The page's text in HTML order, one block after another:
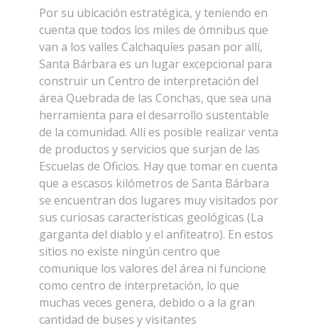
Por su ubicación estratégica, y teniendo en
cuenta que todos los miles de ómnibus que
van a los valles Calchaquíes pasan por allí,
Santa Bárbara es un lugar excepcional para
construir un Centro de interpretación del
área Quebrada de las Conchas, que sea una
herramienta para el desarrollo sustentable
de la comunidad. Allí es posible realizar venta
de productos y servicios que surjan de las
Escuelas de Oficios. Hay que tomar en cuenta
que a escasos kilómetros de Santa Bárbara
se encuentran dos lugares muy visitados por
sus curiosas características geológicas (La
garganta del diablo y el anfiteatro). En estos
sitios no existe ningún centro que
comunique los valores del área ni funcione
como centro de interpretación, lo que
muchas veces genera, debido o a la gran
cantidad de buses y visitantes